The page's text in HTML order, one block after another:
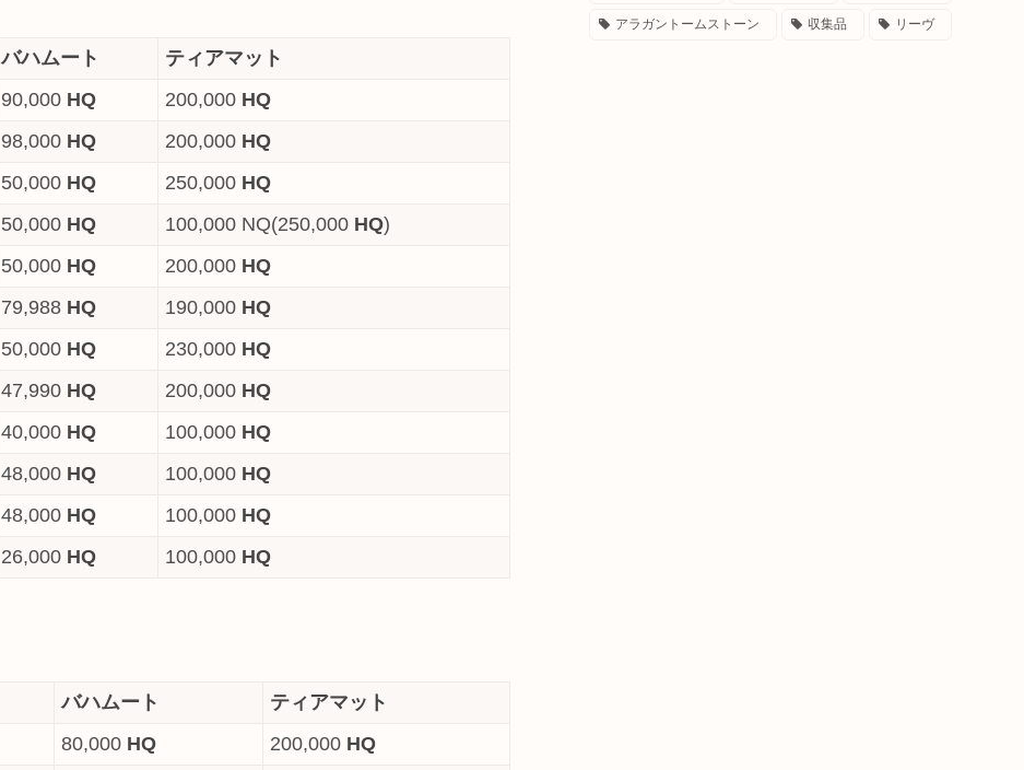
バハムート
ティアマット
90,000 HQ 200,000 HQ
98,000 HQ 200,000 HQ
50,000 HQ 250,000 HQ
50,000 HQ 100,000 NQ(250,000 HQ)
50,000 HQ 200,000 HQ
79,988 HQ 190,000 HQ
50,000 HQ 230,000 HQ
47,990 HQ 200,000 HQ
40,000 HQ 100,000 HQ
48,000 HQ 100,000 HQ
48,000 HQ 100,000 HQ
26,000 HQ 100,000 HQ
バハムート
ティアマット
80,000 HQ 200,000 HQ
アラガントームストーン 収集品 リーヴ